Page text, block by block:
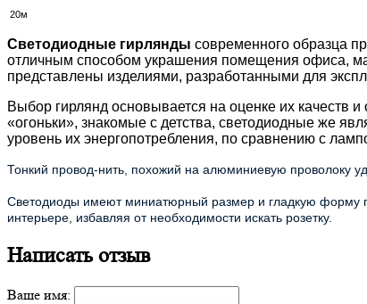
20м
Светодиодные гирлянды современного образца
отличным способом украшения помещения офиса,
представлены изделиями, разработанными для
Выбор гирлянд основывается на оценке их качеств
«огоньки», знакомые с детства, светодиодные же
уровень их энергопотребления, по сравнению с
Тонкий провод-нить, похожий на алюминиевую проволоку
Светодиоды имеют миниатюрный размер и гладкую форму
интерьере, избавляя от необходимости искать розетку.
Написать отзыв
Ваше имя: